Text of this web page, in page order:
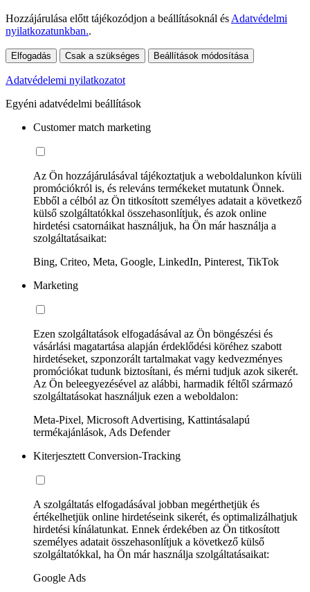
Hozzájárulása előtt tájékozódjon a beállításoknál és Adatvédelmi
nyilatkozatunkban..
Elfogadás Csak a szükséges Beállítások módosítása
Adatvédelemi nyilatkozatot
Egyéni adatvédelmi beállítások
Customer match marketing
Az Ön hozzájárulásával tájékoztatjuk a weboldalunkon kívüli
promóciókról is, és releváns termékeket mutatunk Önnek.
Ebből a célból az Ön titkosított személyes adatait a következő
külső szolgáltatókkal összehasonlítjuk, és azok online
hirdetési csatornáikat használjuk, ha Ön már használja a
szolgáltatásaikat:
Bing, Criteo, Meta, Google, LinkedIn, Pinterest, TikTok
Marketing
Ezen szolgáltatások elfogadásával az Ön böngészési és
vásárlási magatartása alapján érdeklődési köréhez szabott
hirdetéseket, szponzorált tartalmakat vagy kedvezményes
promóciókat tudunk biztosítani, és mérni tudjuk azok sikerét.
Az Ön beleegyezésével az alábbi, harmadik féltől származó
szolgáltatásokat használjuk ezen a weboldalon:
Meta-Pixel, Microsoft Advertising, Kattintásalapú
termékajánlások, Ads Defender
Kiterjesztett Conversion-Tracking
A szolgáltatás elfogadásával jobban megérthetjük és
értékelhetjük online hirdetéseink sikerét, és optimalizálhatjuk
hirdetési kínálatunkat. Ennek érdekében az Ön titkosított
személyes adatait összehasonlítjuk a következő külső
szolgáltatókkal, ha Ön már használja szolgáltatásaikat:
Google Ads